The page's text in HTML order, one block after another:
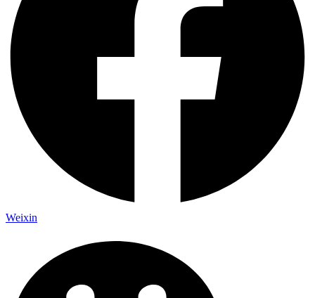
Weixin